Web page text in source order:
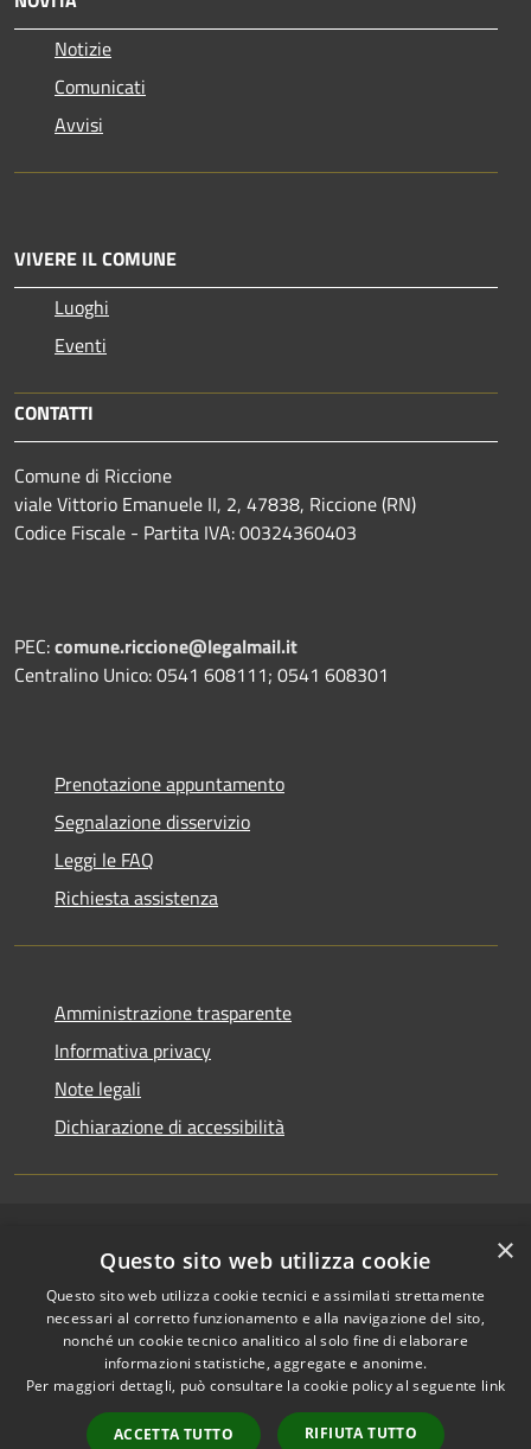
Notizie
Comunicati
Avvisi
VIVERE IL COMUNE
Luoghi
Eventi
CONTATTI
Comune di Riccione
viale Vittorio Emanuele II, 2, 47838, Riccione (RN)
Codice Fiscale - Partita IVA: 00324360403
PEC:comune.riccione@legalmail.it
Centralino Unico: 0541 608111; 0541 608301
Prenotazione appuntamento
Segnalazione disservizio
Leggi le FAQ
Richiesta assistenza
Amministrazione trasparente
Informativa privacy
Note legali
Dichiarazione di accessibilità
Accessibilità
Privacy
Cookie
Mappa del sito
Area riservata
amministratori comunali
Copyright © 2026 • Comune di
Riccione • Powered by
Municipium•Accesso
redazione
×
Questo sito web utilizza cookie
Questo sito web utilizza cookie tecnici e assimilati strettamente
necessari al corretto funzionamento e alla navigazione del sito,
nonché un cookie tecnico analitico al solo fine di elaborare
informazioni statistiche, aggregate e anonime.
Per maggiori dettagli, può consultare la cookie policy al seguente link
ACCETTA TUTTO RIFIUTA TUTTO